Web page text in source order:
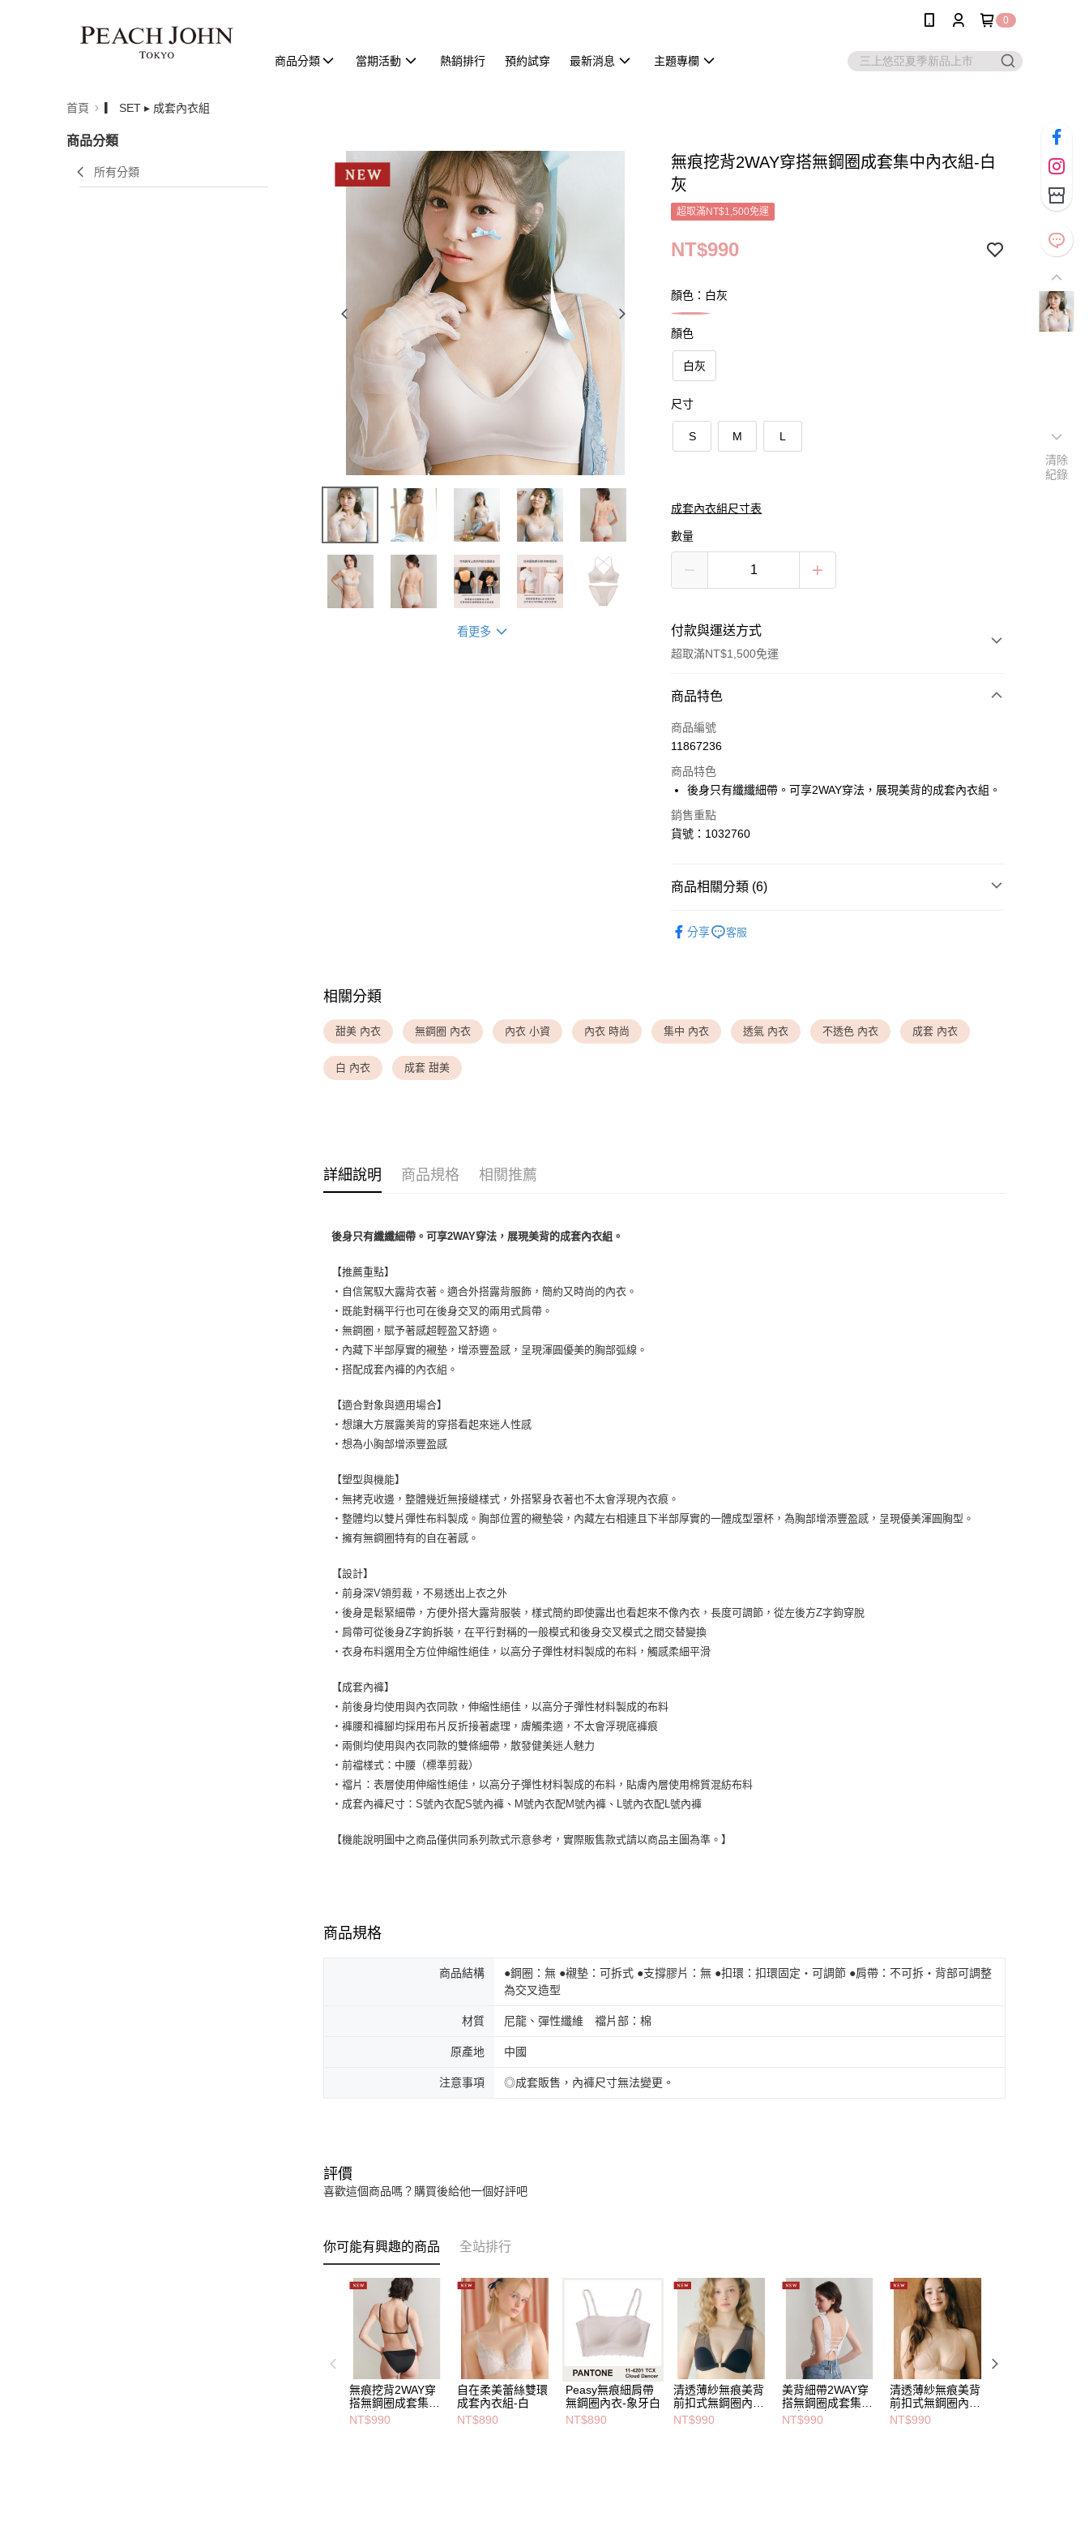
0
商品分類 當期活動 熱銷排行 預約試穿 最新消息 主題專欄
首頁 ▎ SET ▸ 成套內衣組
商品分類
所有分類
看更多
無痕挖背2WAY穿搭無鋼圈成套集中內衣組-白
灰
超取滿NT$1,500免運
NT$990
顏色：白灰
顏色
白灰
尺寸
S M L
成套內衣組尺寸表
數量
付款與運送方式
超取滿NT$1,500免運
付款方式
信用卡一次付款
LINE Pay
Apple Pay
每筆NT$9,999
商品特色
商品編號
11867236
商品特色
後身只有纖纖細帶。可享2WAY穿法，展現美背的成套內衣組。
銷售重點
貨號：1032760
商品相關分類 (6)
✦ 特別企劃專區 ◆ 裸膚色系．夏日穿搭不透色
分享 客服
相關分類
甜美 內衣 無鋼圈 內衣 內衣 小資 內衣 時尚 集中 內衣 透氣 內衣 不透色 內衣 成套 內衣
白 內衣 成套 甜美
詳細說明 商品規格 相關推薦
後身只有纖纖細帶。可享2WAY穿法，展現美背的成套內衣組。
【推薦重點】
・自信駕馭大露背衣著。適合外搭露背服飾，簡約又時尚的內衣。
・既能對稱平行也可在後身交叉的兩用式肩帶。
・無鋼圈，賦予著感超輕盈又舒適。
・內藏下半部厚實的襯墊，增添豐盈感，呈現渾圓優美的胸部弧線。
・搭配成套內褲的內衣組。
【適合對象與適用場合】
・想讓大方展露美背的穿搭看起來迷人性感
・想為小胸部增添豐盈感
【塑型與機能】
・無拷克收邊，整體幾近無接縫樣式，外搭緊身衣著也不太會浮現內衣痕。
・整體均以雙片彈性布料製成。胸部位置的襯墊袋，內藏左右相連且下半部厚實的一體成型罩杯，為胸部增添豐盈感，呈現優美渾圓胸型。
・擁有無鋼圈特有的自在著感。
【設計】
・前身深V領剪裁，不易透出上衣之外
・後身是鬆緊細帶，方便外搭大露背服裝，樣式簡約即使露出也看起來不像內衣，長度可調節，從左後方Z字鉤穿脫
・肩帶可從後身Z字鉤拆裝，在平行對稱的一般模式和後身交叉模式之間交替變換
・衣身布料選用全方位伸縮性絕佳，以高分子彈性材料製成的布料，觸感柔細平滑
【成套內褲】
・前後身均使用與內衣同款，伸縮性絕佳，以高分子彈性材料製成的布料
・褲腰和褲腳均採用布片反折接著處理，膚觸柔適，不太會浮現底褲痕
・兩側均使用與內衣同款的雙條細帶，散發健美迷人魅力
・前襠樣式：中腰（標準剪裁）
・襠片：表層使用伸縮性絕佳，以高分子彈性材料製成的布料，貼膚內層使用棉質混紡布料
・成套內褲尺寸：S號內衣配S號內褲、M號內衣配M號內褲、L號內衣配L號內褲
【機能說明圖中之商品僅供同系列款式示意參考，實際販售款式請以商品主圖為準。】
商品規格
商品結構
●鋼圈：無 ●襯墊：可拆式 ●支撐膠片：無 ●扣環：扣環固定・可調節 ●肩帶：不可拆・背部可調整
為交叉造型
材質 尼龍、彈性纖維 襠片部：棉
原產地 中國
注意事項 ◎成套販售，內褲尺寸無法變更。
評價
喜歡這個商品嗎？購買後給他一個好評吧
你可能有興趣的商品 全站排行
無痕挖背2WAY穿
搭無鋼圈成套集中
內衣組-黑
NT$990
自在柔美蕾絲雙環
成套內衣組-白
NT$890
Peasy無痕細肩帶
無鋼圈內衣-象牙白
NT$890
清透薄紗無痕美背
前扣式無鋼圈內衣-
黑
NT$990
美背細帶2WAY穿
搭無鋼圈成套集中
內衣組-白
NT$990
清透薄紗無痕美背
前扣式無鋼圈內衣-
膚
NT$990
清除
紀錄